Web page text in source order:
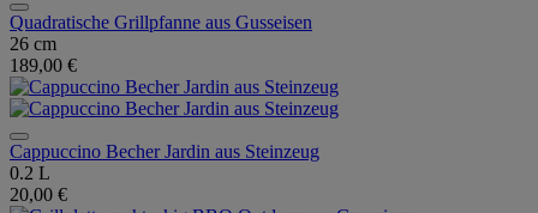
Quadratische Grillpfanne aus Gusseisen
26 cm
189,00 €
Cappuccino Becher Jardin aus Steinzeug
0.2 L
20,00 €